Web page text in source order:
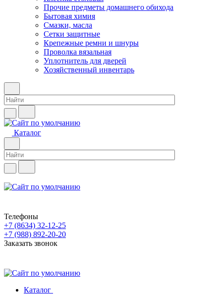
Прочие предметы домашнего обихода
Бытовая химия
Смазки, масла
Сетки защитные
Крепежные ремни и шнуры
Проволка вязальная
Уплотнитель для дверей
Хозяйственный инвентарь
Каталог
Телефоны
+7 (8634) 32-12-25
+7 (988) 892-20-20
Заказать звонок
Каталог